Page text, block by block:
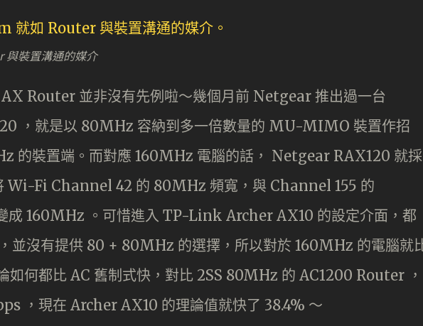
與裝置溝通的媒介
Router 並非沒有先例啦～幾個月前 Netgear 推出過一台
，就是以 80MHz 容納到多一倍數量的 MU-MIMO 裝置作招
的裝置端。而對應 160MHz 電腦的話， Netgear RAX120 就採
Wi-Fi Channel 42 的 80MHz 頻寬，與 Channel 155 的
成 160MHz 。可惜進入 TP-Link Archer AX10 的設定介面，都
並沒有提供 80 + 80MHz 的選擇，所以對於 160MHz 的電腦就
如何都比 AC 舊制式快，對比 2SS 80MHz 的 AC1200 Router ，
，現在 Archer AX10 的理論值就快了 38.4% ～